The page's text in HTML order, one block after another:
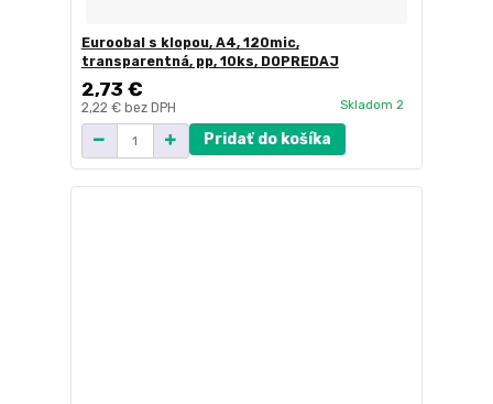
Euroobal s klopou, A4, 120mic,
transparentná, pp, 10ks, DOPREDAJ
2,73 €
2,22 € bez DPH Skladom 2
Pridať do košíka